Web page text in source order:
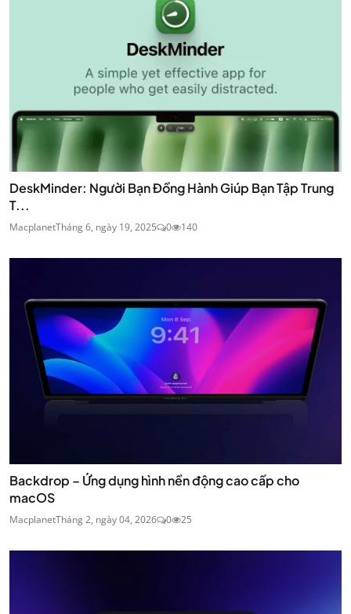
DeskMinder: Người Bạn Đồng Hành Giúp Bạn Tập Trung
T...
MacplanetTháng 6, ngày 19, 2025 0 140
Backdrop – Ứng dụng hình nền động cao cấp cho
macOS
MacplanetTháng 2, ngày 04, 2026 0 25